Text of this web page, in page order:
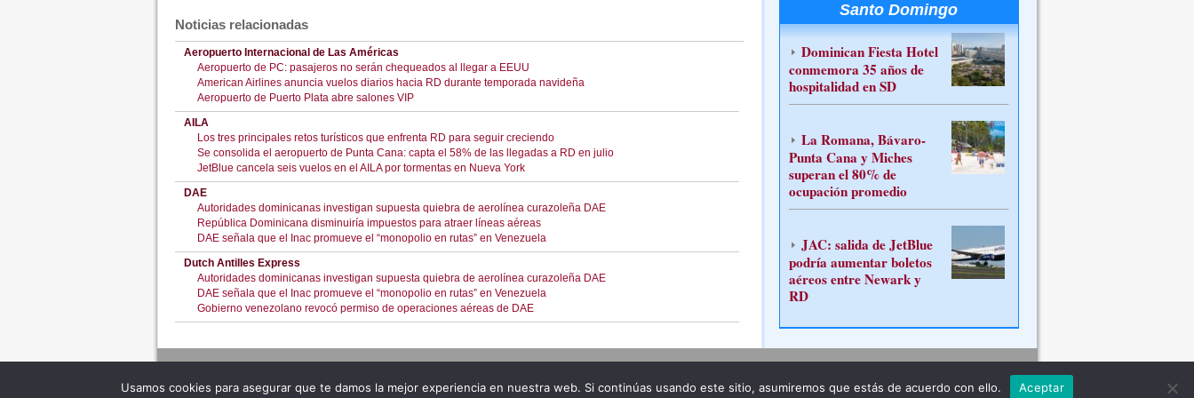
Noticias relacionadas
Aeropuerto Internacional de Las Américas
Aeropuerto de PC: pasajeros no serán chequeados al llegar a EEUU
American Airlines anuncia vuelos diarios hacia RD durante temporada navideña
Aeropuerto de Puerto Plata abre salones VIP
AILA
Los tres principales retos turísticos que enfrenta RD para seguir creciendo
Se consolida el aeropuerto de Punta Cana: capta el 58% de las llegadas a RD en julio
JetBlue cancela seis vuelos en el AILA por tormentas en Nueva York
DAE
Autoridades dominicanas investigan supuesta quiebra de aerolínea curazoleña DAE
República Dominicana disminuiría impuestos para atraer líneas aéreas
DAE señala que el Inac promueve el “monopolio en rutas” en Venezuela
Dutch Antilles Express
Autoridades dominicanas investigan supuesta quiebra de aerolínea curazoleña DAE
DAE señala que el Inac promueve el “monopolio en rutas” en Venezuela
Gobierno venezolano revocó permiso de operaciones aéreas de DAE
Santo Domingo
Dominican Fiesta Hotel
conmemora 35 años de
hospitalidad en SD
La Romana, Bávaro-
Punta Cana y Miches
superan el 80% de
ocupación promedio
JAC: salida de JetBlue
podría aumentar boletos
aéreos entre Newark y
RD
Usamos cookies para asegurar que te damos la mejor experiencia en nuestra web. Si continúas usando este sitio, asumiremos que estás de acuerdo con ello. Aceptar